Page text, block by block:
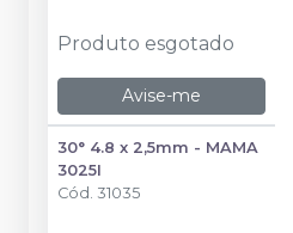
Produto esgotado
Avise-me
30° 4.8 x 2,5mm - MAMA
3025I
Cód. 31035